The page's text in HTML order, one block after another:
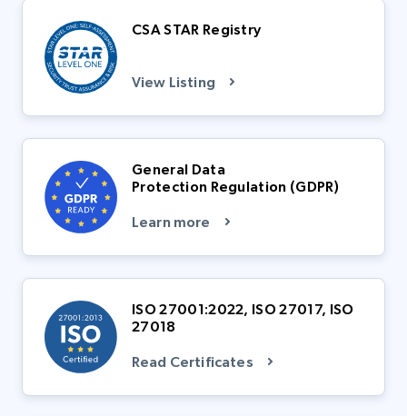
pour garantir des pratiques transparentes et
sécurisées en matière de données.
l’intégrité du Web, mais nous favorisons
également une gestion responsable des
données, créant ainsi un écosystème en ligne
En savoir plus
CSA STAR Registry
View Listing
General Data
Protection Regulation (GDPR)
Learn more
ISO 27001:2022, ISO 27017, ISO
27018
Read Certificates